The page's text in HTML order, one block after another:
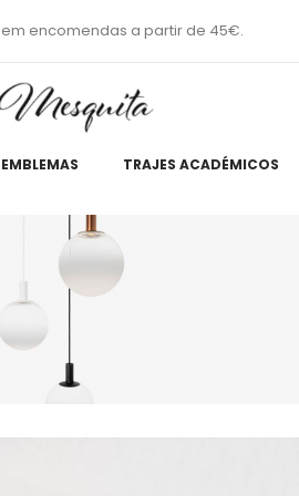
em encomendas a partir de 45€.
EMBLEMAS TRAJES ACADÉMICOS